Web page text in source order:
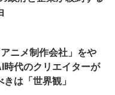
ニメ制作会社」をや
代のクリエイターが
は「世界観」